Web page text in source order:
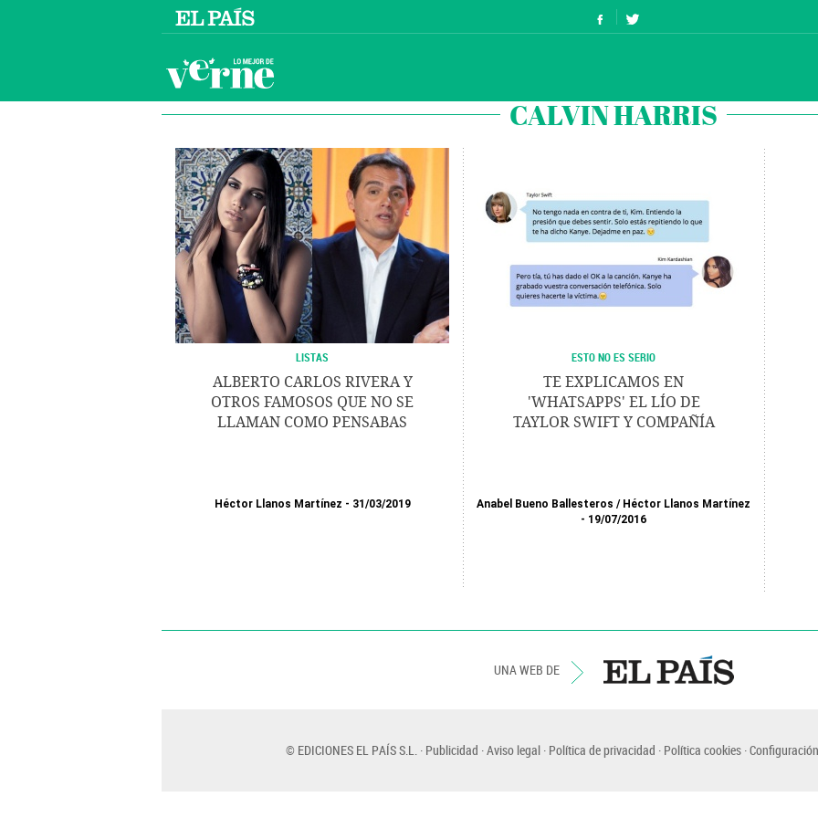
CALVIN HARRIS
LISTAS
ALBERTO CARLOS RIVERA Y
OTROS FAMOSOS QUE NO SE
LLAMAN COMO PENSABAS
Héctor Llanos Martínez 31/03/2019
ESTO NO ES SERIO
TE EXPLICAMOS EN
'WHATSAPPS' EL LÍO DE
TAYLOR SWIFT Y COMPAÑÍA
Anabel Bueno Ballesteros / Héctor Llanos Martínez
19/07/2016
UNA WEB DE
© EDICIONES EL PAÍS S.L. Publicidad Aviso legal Política de privacidad Política cookies